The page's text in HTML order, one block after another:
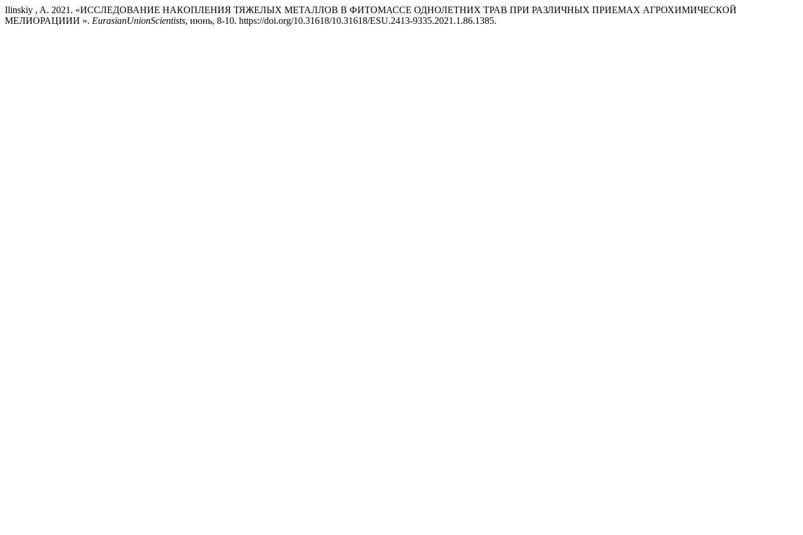
Ilinskiy , A. 2021. «ИССЛЕДОВАНИЕ НАКОПЛЕНИЯ ТЯЖЕЛЫХ МЕТАЛЛОВ В ФИТОМАССЕ ОДНОЛЕТНИХ ТРАВ ПРИ РАЗЛИЧНЫХ ПРИЕМАХ АГРОХИМИЧЕСКОЙ
МЕЛИОРАЦИИИ ». EurasianUnionScientists, июнь, 8-10. https://doi.org/10.31618/10.31618/ESU.2413-9335.2021.1.86.1385.